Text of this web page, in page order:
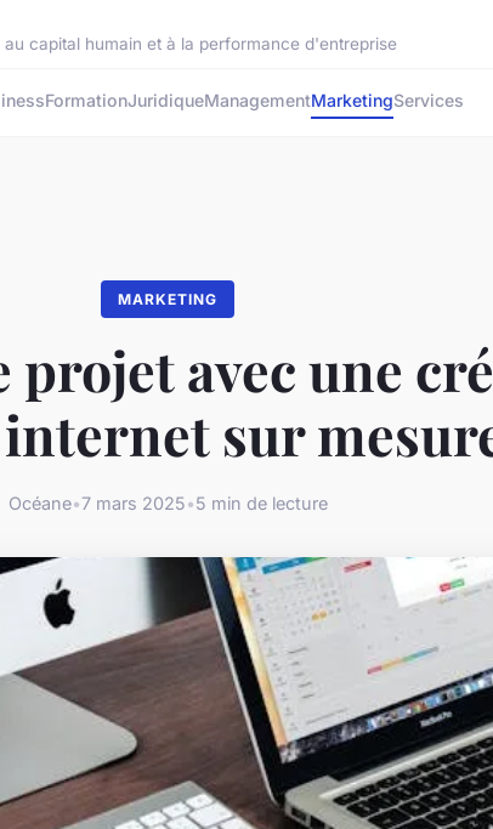
capital humain et à la performance d'entreprise
FormationJuridiqueManagementMarketingServices
MARKETING
projet avec une
sur
Océane•7 mars 2025•5 min de lecture